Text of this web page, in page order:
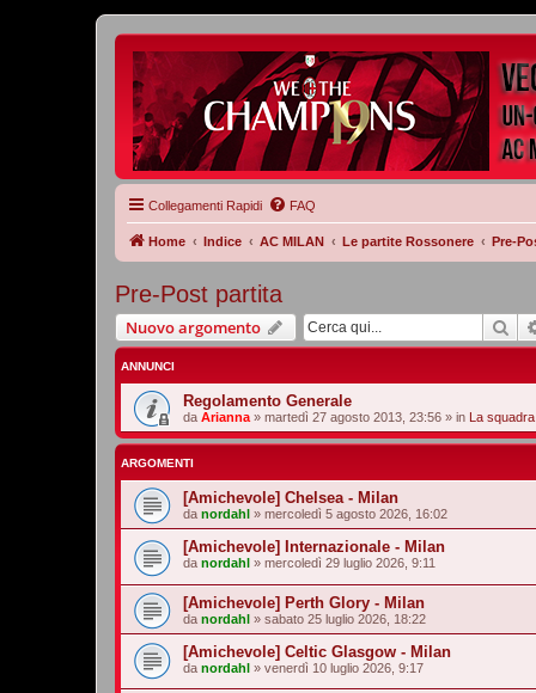
Collegamenti Rapidi FAQ
Home Indice AC MILAN Le partite Rossonere Pre-
Pre-Post partita
Nuovo argomento
ANNUNCI
Regolamento Generale
da Arianna » martedì 27 agosto 2013, 23:56 » in La squadra
ARGOMENTI
[Amichevole] Chelsea - Milan
da nordahl » mercoledì 5 agosto 2026, 16:02
[Amichevole] Internazionale - Milan
da nordahl » mercoledì 29 luglio 2026, 9:11
[Amichevole] Perth Glory - Milan
da nordahl » sabato 25 luglio 2026, 18:22
[Amichevole] Celtic Glasgow - Milan
da nordahl » venerdì 10 luglio 2026, 9:17